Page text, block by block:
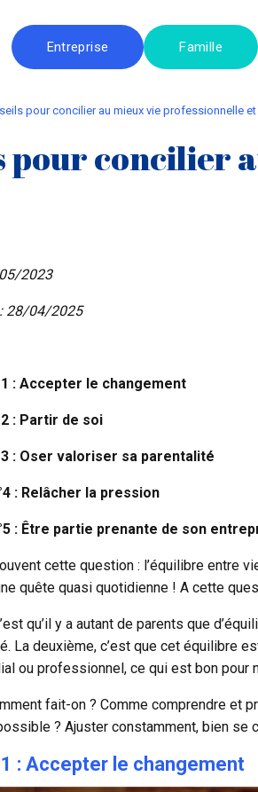
Entreprise Famille
pour concilier au mieux vie professionnelle
pour concilier
2023
28/04/2025
: Accepter le changement
: Partir de soi
: Oser valoriser sa parentalité
: Relâcher la pression
: Être partie prenante de son
cette question : l’équilibre entre
quête quasi quotidienne ! A cette
qu’il y a autant de parents que
La deuxième, c’est que cet équilibre
ou professionnel, ce qui est bon pour
fait-on ? Comme comprendre et
? Ajuster constamment, bien
: Accepter le changement